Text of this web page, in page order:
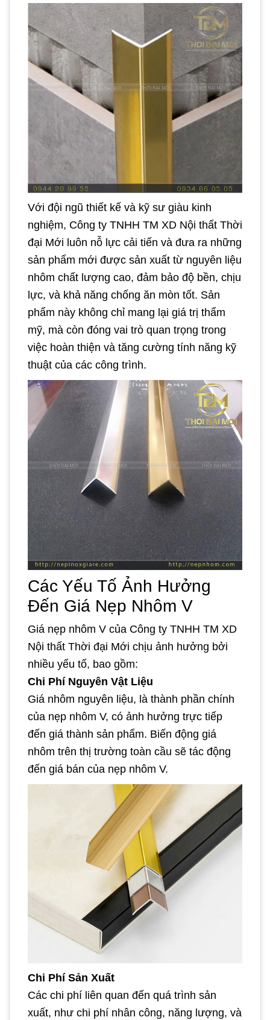
Với đội ngũ thiết kế và kỹ sư giàu kinh
nghiệm, Công ty TNHH TM XD Nội thất Thời
đại Mới luôn nỗ lực cải tiến và đưa ra những
sản phẩm mới được sản xuất từ nguyên liệu
nhôm chất lượng cao, đảm bảo độ bền, chịu
lực, và khả năng chống ăn mòn tốt. Sản
phẩm này không chỉ mang lại giá trị thẩm
mỹ, mà còn đóng vai trò quan trọng trong
việc hoàn thiện và tăng cường tính năng kỹ
thuật của các công trình.
Các Yếu Tố Ảnh Hưởng
Đến Giá Nẹp Nhôm V
Giá nẹp nhôm V của Công ty TNHH TM XD
Nội thất Thời đại Mới chịu ảnh hưởng bởi
nhiều yếu tố, bao gồm:
Chi Phí Nguyên Vật Liệu
Giá nhôm nguyên liệu, là thành phần chính
của nẹp nhôm V, có ảnh hưởng trực tiếp
đến giá thành sản phẩm. Biến động giá
nhôm trên thị trường toàn cầu sẽ tác động
đến giá bán của nẹp nhôm V.
Chi Phí Sản Xuất
Các chi phí liên quan đến quá trình sản
xuất, như chi phí nhân công, năng lượng, và